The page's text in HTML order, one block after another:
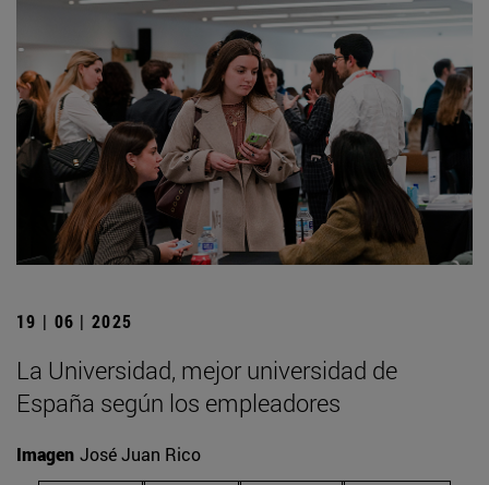
19 | 06 | 2025
La Universidad, mejor universidad de
España según los empleadores
Imagen José Juan Rico